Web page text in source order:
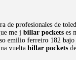
de profesionales de
me j billar pockets es
emilio ferreiro 182
vuelta billar pockets